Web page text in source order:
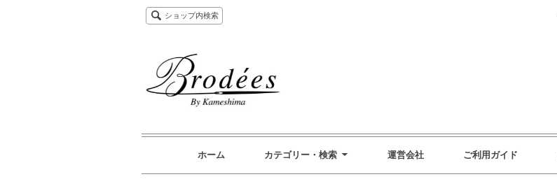
ショップ内検索
ホーム カテゴリー・検索 運営会社 ご利用ガイド